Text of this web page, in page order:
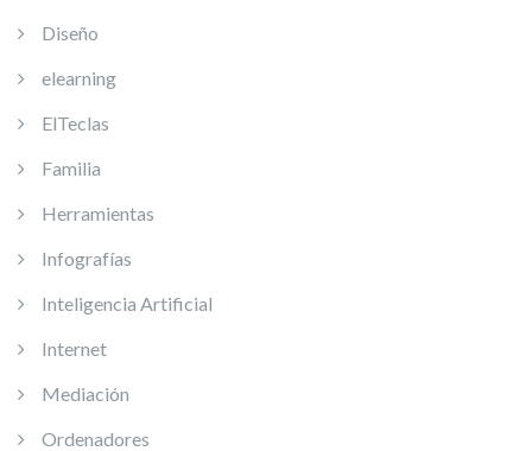
Diseño
elearning
ElTeclas
Familia
Herramientas
Infografías
Inteligencia Artificial
Internet
Mediación
Ordenadores